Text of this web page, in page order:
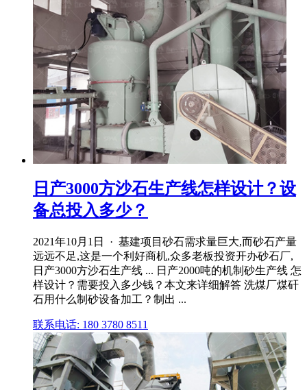
日产3000方沙石生产线怎样设计？设
备总投入多少？
2021年10月1日 · 基建项目砂石需求量巨大,而砂石产量
远远不足,这是一个利好商机,众多老板投资开办砂石厂,
日产3000方沙石生产线 ... 日产2000吨的机制砂生产线 怎
样设计？需要投入多少钱？本文来详细解答 洗煤厂煤矸
石用什么制砂设备加工？制出 ...
联系电话: 180 3780 8511